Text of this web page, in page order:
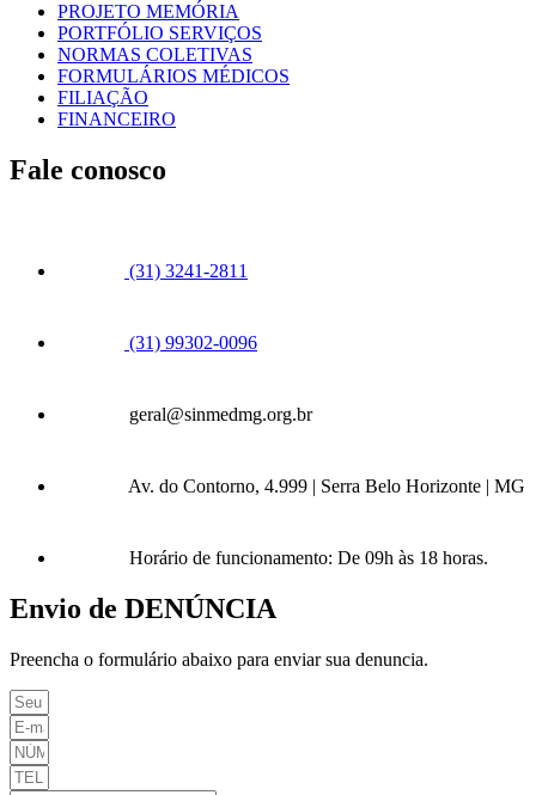
PROJETO MEMÓRIA
PORTFÓLIO SERVIÇOS
NORMAS COLETIVAS
FORMULÁRIOS MÉDICOS
FILIAÇÃO
FINANCEIRO
Fale conosco
(31) 3241-2811
(31) 99302-0096
geral@sinmedmg.org.br
Av. do Contorno, 4.999 | Serra Belo Horizonte | MG
Horário de funcionamento: De 09h às 18 horas.
Envio de DENÚNCIA
Preencha o formulário abaixo para enviar sua denuncia.